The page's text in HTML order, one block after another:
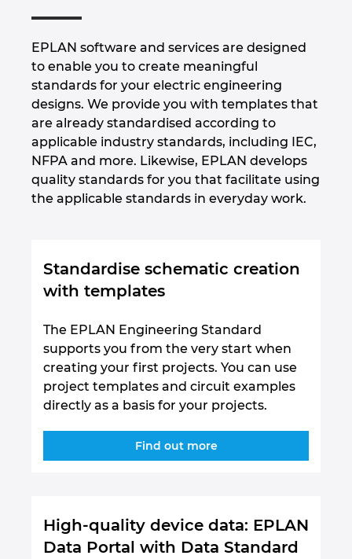
EPLAN software and services are designed
to enable you to create meaningful
standards for your electric engineering
designs. We provide you with templates that
are already standardised according to
applicable industry standards, including IEC,
NFPA and more. Likewise, EPLAN develops
quality standards for you that facilitate using
the applicable standards in everyday work.
Standardise schematic creation
with templates
The EPLAN Engineering Standard
supports you from the very start when
creating your first projects. You can use
project templates and circuit examples
directly as a basis for your projects.
Find out more
High-quality device data: EPLAN
Data Portal with Data Standard